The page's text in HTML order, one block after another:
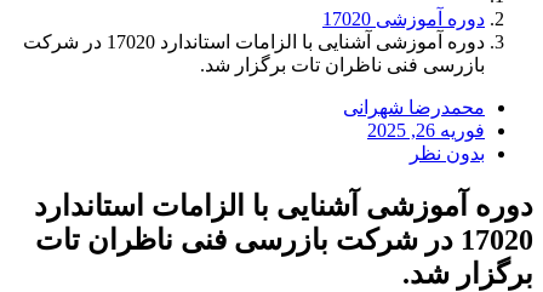
دوره آموزشی 17020
دوره آموزشی آشنایی با الزامات استاندارد 17020 در شرکت
بازرسی فنی ناظران تات برگزار شد.
محمدرضا شهرانی
فوریه 26, 2025
بدون نظر
دوره آموزشی آشنایی با الزامات استاندارد
17020 در شرکت بازرسی فنی ناظران تات
برگزار شد.